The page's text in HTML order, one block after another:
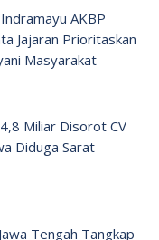
AKBP
Jajaran Prioritaskan
Masyarakat
Miliar Disorot CV
Diduga Sarat
Tengah Tangkap